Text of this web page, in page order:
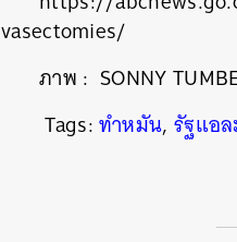
vasectomies/
ภาพ :SONNY
Tags:ทำหมัน, รัฐแอ